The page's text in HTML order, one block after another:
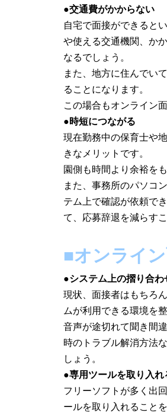
●交通費がかからない
自宅で面接ができると
や使える交通機関、か
なるでしょう。
また、地方に住んでい
ることになります。
この場合もオンライン
●時短につながる
現在勤務中の保育士や
きなメリットです。
園側も時間より余裕を
また、事務所のパソコ
テム上で確認が依頼で
て、応募辞退を減らす
■オンライ
●システム上の摺り合わ
現状、面接者はもちろ
ムが利用できる環境を
音声が途切れて聞き間
時のトラブル解消方法
しょう。
●専用ツールを取り入れ
フリーソフトが多く出
ールを取り入れること